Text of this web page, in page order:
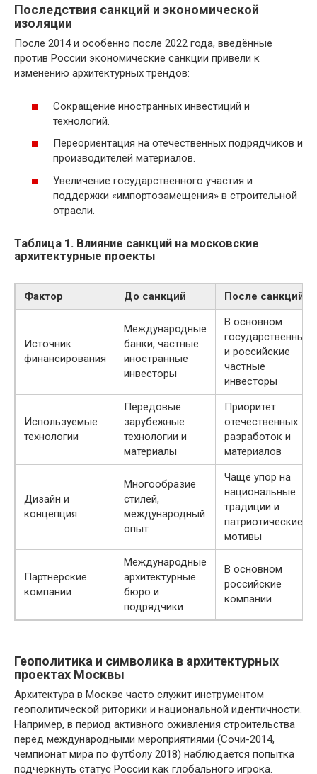
Последствия санкций и экономической
изоляции
После 2014 и особенно после 2022 года, введённые
против России экономические санкции привели к
изменению архитектурных трендов:
Сокращение иностранных инвестиций и
технологий.
Переориентация на отечественных подрядчиков и
производителей материалов.
Увеличение государственного участия и
поддержки «импортозамещения» в строительной
отрасли.
Таблица 1. Влияние санкций на московские
архитектурные проекты
Фактор До санкций После санкций
Источник
финансирования
Международные
банки, частные
иностранные
инвесторы
В основном
государственные
и российские
частные
инвесторы
Используемые
технологии
Передовые
зарубежные
технологии и
материалы
Приоритет
отечественных
разработок и
материалов
Дизайн и
концепция
Многообразие
стилей,
международный
опыт
Чаще упор на
национальные
традиции и
патриотические
мотивы
Партнёрские
компании
Международные
архитектурные
бюро и
подрядчики
В основном
российские
компании
Геополитика и символика в архитектурных
проектах Москвы
Архитектура в Москве часто служит инструментом
геополитической риторики и национальной идентичности.
Например, в период активного оживления строительства
перед международными мероприятиями (Сочи-2014,
чемпионат мира по футболу 2018) наблюдается попытка
подчеркнуть статус России как глобального игрока.